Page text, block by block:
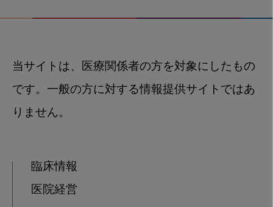
当サイトは、医療関係者の方を対象にしたもの
です。一般の方に対する情報提供サイトではあ
りません。
臨床情報
医院経営